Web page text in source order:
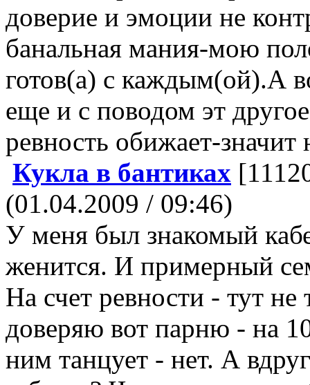
доверие и эмоции не
банальная мания-мою
готов(а) с каждым(ой).А
еще и с поводом эт
ревность обижает-значит
Кукла в бантиках
(01.04.2009 / 09:46)
У меня был знакомый
женится. И примерный
На счет ревности - тут
доверяю вот парню - на
ним танцует - нет. А